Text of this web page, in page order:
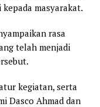
masyarakat.
rasa
telah menjadi
kegiatan, serta
Dasco Ahmad dan